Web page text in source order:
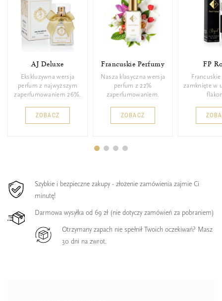
AJ Deluxe
Ekskluzywna wersja
perfum z najwyższym
zaperfumowaniem 26%.
ZOBACZ
Francuskie Perfumy
Nasza klasyczna wersja
perfum z 22%
zaperfumowaniem.
ZOBACZ
FP
zamknięte w
Szybkie i bezpieczne zakupy - złożenie zamówienia zajmie Ci
minutę!
Darmowa wysyłka od 69 zł (nie dotyczy zamówień za pobraniem)
Otrzymany zapach nie spełnił Twoich oczekiwań? Masz
30 dni na zwrot.